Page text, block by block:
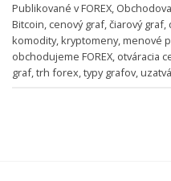
Publikované vFOREX,
Bitcoin, cenový graf,čiarový graf,
komodity,kryptomeny,menové
obchodujeme FOREX, otváracia
graf,trh forex,typy grafov,